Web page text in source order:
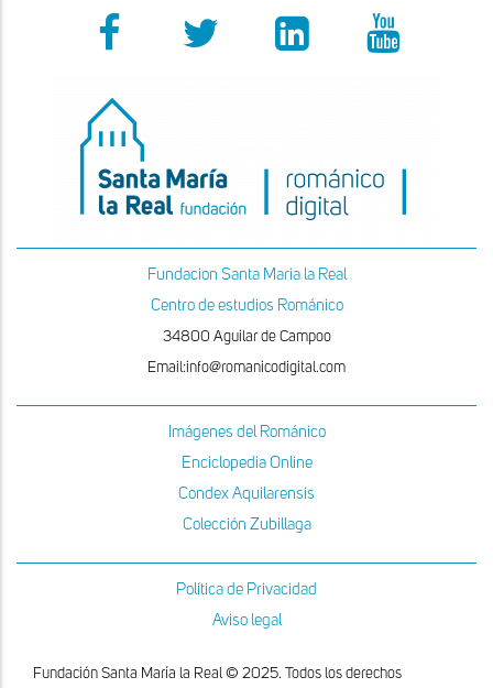
Fundacion Santa Maria la Real
Centro de estudios Románico
34800 Aguilar de Campoo
Email:info@romanicodigital.com
Imágenes del Románico
Enciclopedia Online
Condex Aquilarensis
Colección Zubillaga
Política de Privacidad
Aviso legal
Fundación Santa María la Real © 2025. Todos los derechos